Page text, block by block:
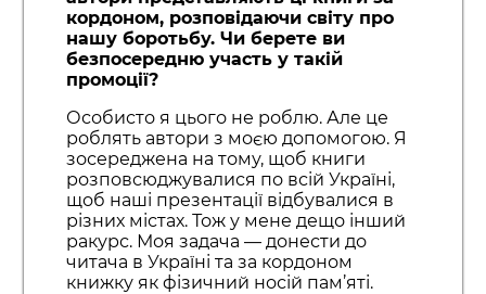
кордоном, розповідаючи світу про
нашу боротьбу. Чи берете ви
безпосередню участь у такій
промоції?
Особисто я цього не роблю. Але це
роблять автори з моєю допомогою. Я
зосереджена на тому, щоб книги
розповсюджувалися по всій Україні,
щоб наші презентації відбувалися в
різних містах. Тож у мене дещо інший
ракурс. Моя задача — донести до
читача в Україні та за кордоном
книжку як фізичний носій пам’яті.